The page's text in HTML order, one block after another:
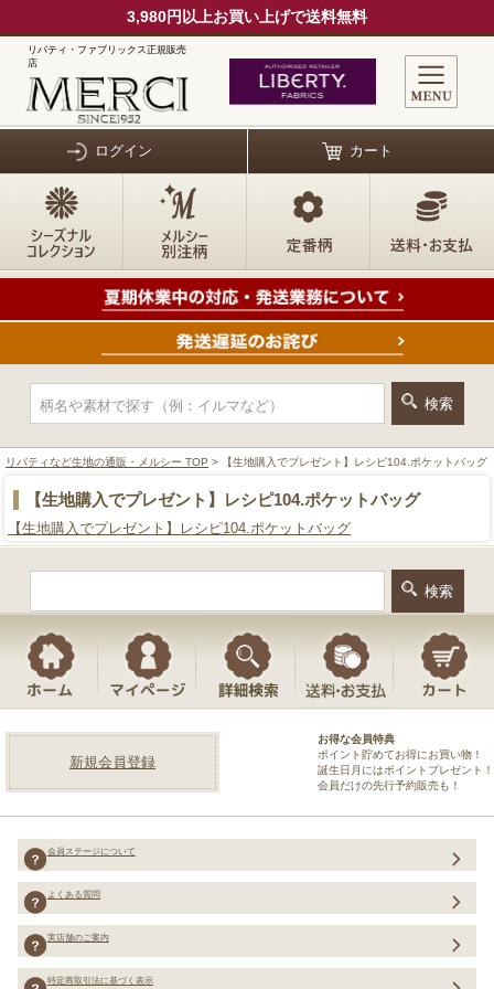
3,980円以上お買い上げで送料無料
リバティ・ファブリックス正規販売
店
ログイン カート
リバティなど生地の通販・メルシー TOP > 【生地購入でプレゼント】レシピ104.ポケットバッグ
【生地購入でプレゼント】レシピ104.ポケットバッグ
【生地購入でプレゼント】レシピ104.ポケットバッグ
新規会員登録
お得な会員特典
ポイント貯めてお得にお買い物！
誕生日月にはポイントプレゼント！
会員だけの先行予約販売も！
会員ステージについて
よくある質問
実店舗のご案内
特定商取引法に基づく表示